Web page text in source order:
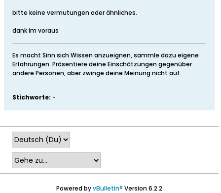
bitte keine vermutungen oder ähnliches.
dank im voraus
Es macht Sinn sich Wissen anzueignen, sammle dazu eigene
Erfahrungen. Präsentiere deine Einschätzungen gegenüber
andere Personen, aber zwinge deine Meinung nicht auf.
Stichworte: -
Powered byvBulletin® Version 6.2.2